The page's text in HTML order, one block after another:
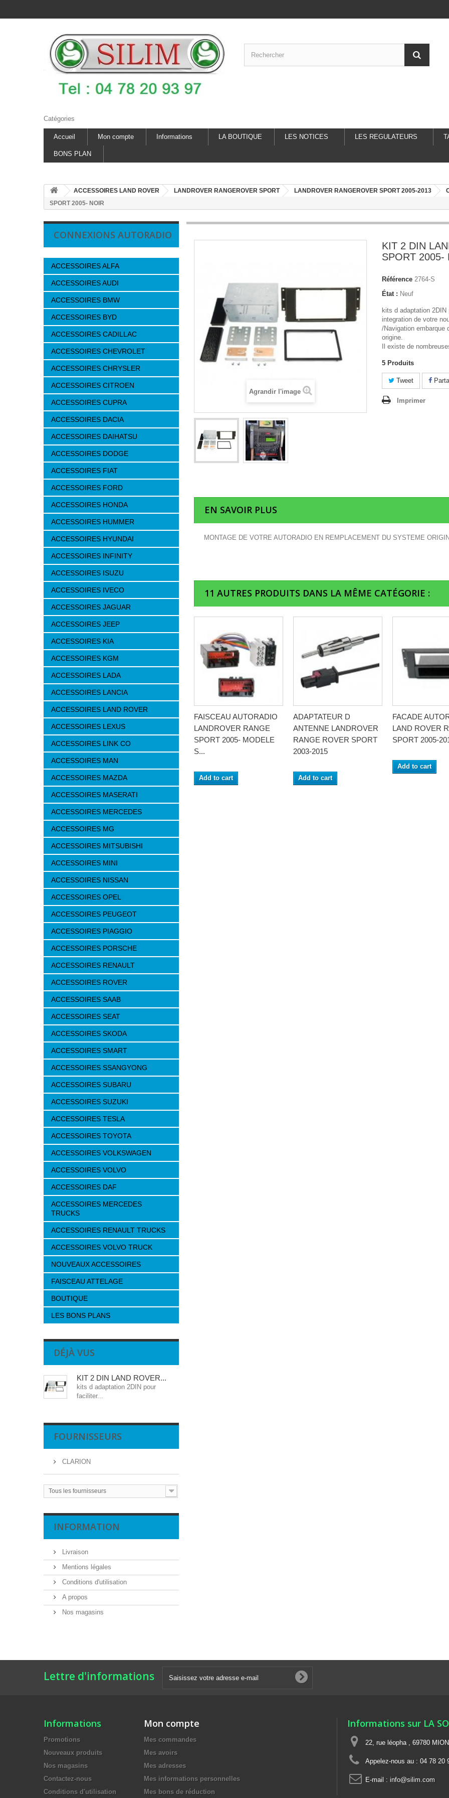
Catégories
Accueil Mon compte Informations LA BOUTIQUE LES NOTICES LES REGULATEURS
BONS PLAN
ACCESSOIRES LAND ROVER LANDROVER RANGEROVER SPORT LANDROVER RANGEROVER SPORT 2005-2013
SPORT 2005- NOIR
CONNEXIONS AUTORADIO
ACCESSOIRES ALFA
ACCESSOIRES AUDI
ACCESSOIRES BMW
ACCESSOIRES BYD
ACCESSOIRES CADILLAC
ACCESSOIRES CHEVROLET
ACCESSOIRES CHRYSLER
ACCESSOIRES CITROEN
ACCESSOIRES CUPRA
ACCESSOIRES DACIA
ACCESSOIRES DAIHATSU
ACCESSOIRES DODGE
ACCESSOIRES FIAT
ACCESSOIRES FORD
ACCESSOIRES HONDA
ACCESSOIRES HUMMER
ACCESSOIRES HYUNDAI
ACCESSOIRES INFINITY
ACCESSOIRES ISUZU
ACCESSOIRES IVECO
ACCESSOIRES JAGUAR
ACCESSOIRES JEEP
ACCESSOIRES KIA
ACCESSOIRES KGM
ACCESSOIRES LADA
ACCESSOIRES LANCIA
ACCESSOIRES LAND ROVER
ACCESSOIRES LEXUS
ACCESSOIRES LINK CO
ACCESSOIRES MAN
ACCESSOIRES MAZDA
ACCESSOIRES MASERATI
ACCESSOIRES MERCEDES
ACCESSOIRES MG
ACCESSOIRES MITSUBISHI
ACCESSOIRES MINI
ACCESSOIRES NISSAN
ACCESSOIRES OPEL
ACCESSOIRES PEUGEOT
ACCESSOIRES PIAGGIO
ACCESSOIRES PORSCHE
ACCESSOIRES RENAULT
ACCESSOIRES ROVER
ACCESSOIRES SAAB
ACCESSOIRES SEAT
ACCESSOIRES SKODA
ACCESSOIRES SMART
ACCESSOIRES SSANGYONG
ACCESSOIRES SUBARU
ACCESSOIRES SUZUKI
ACCESSOIRES TESLA
ACCESSOIRES TOYOTA
ACCESSOIRES VOLKSWAGEN
ACCESSOIRES VOLVO
ACCESSOIRES DAF
ACCESSOIRES MERCEDES
TRUCKS
ACCESSOIRES RENAULT TRUCKS
ACCESSOIRES VOLVO TRUCK
NOUVEAUX ACCESSOIRES
FAISCEAU ATTELAGE
BOUTIQUE
LES BONS PLANS
DÉJÀ VUS
KIT 2 DIN LAND ROVER...
kits d adaptation 2DIN pour
faciliter...
FOURNISSEURS
CLARION
Tous les fournisseurs
INFORMATION
Livraison
Mentions légales
Conditions d'utilisation
A propos
Nos magasins
Agrandir l'image
KIT 2 DIN
SPORT 2005-
Référence 2764-S
État : Neuf
kits d adaptation
integration de votre
/Navigation embarque
origine.
Il existe de
5 Produits
Tweet
Imprimer
EN SAVOIR PLUS
MONTAGE DE VOTRE AUTORADIO EN REMPLACEMENT DU SYSTEME
11 AUTRES PRODUITS DANS LA MÊME CATÉGORIE :
FAISCEAU AUTORADIO
LANDROVER RANGE
SPORT 2005- MODELE
S...
Add to cart
ADAPTATEUR D
ANTENNE LANDROVER
RANGE ROVER SPORT
2003-2015
Add to cart
FACADE
LAND ROVER
SPORT 2005-
Add to cart
Lettre d'informations
Informations
Promotions
Nouveaux produits
Nos magasins
Contactez-nous
Conditions d'utilisation
Mon compte
Mes commandes
Mes avoirs
Mes adresses
Mes informations personnelles
Mes bons de réduction
Informations sur LA
22, rue léopha , 69780
Appelez-nous au : 04 78 20
E-mail : info@silim.com